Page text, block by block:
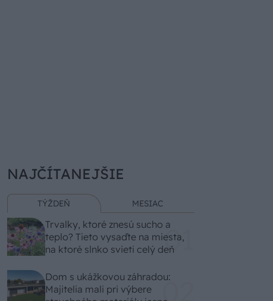
NAJČÍTANEJŠIE
TÝŽDEŇ MESIAC
Trvalky, ktoré znesú sucho a
teplo? Tieto vysaďte na miesta,
na ktoré slnko svieti celý deň
Dom s ukážkovou záhradou:
Majitelia mali pri výbere